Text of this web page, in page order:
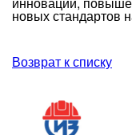
новых стандартов
Возврат к списку